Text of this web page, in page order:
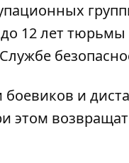
12 лет тюрьмы
и
этом